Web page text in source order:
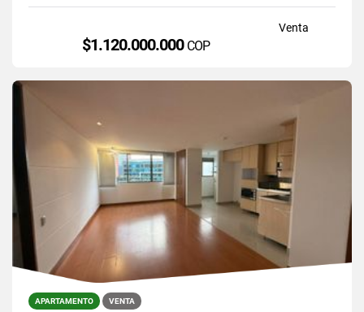
Venta
$1.120.000.000 COP
APARTAMENTO VENTA